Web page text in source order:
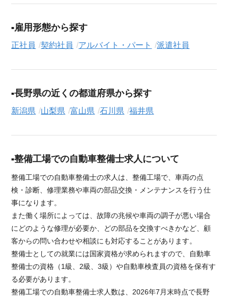
雇用形態から探す
正社員 契約社員 アルバイト・パート 派遣社員
長野県の近くの都道府県から探す
新潟県 山梨県 富山県 石川県 福井県
整備工場での自動車整備士求人について
整備工場での自動車整備士の求人は、整備工場で、車両の点
検・診断、修理業務や車両の部品交換・メンテナンスを行う仕
事になります。
また働く場所によっては、故障の兆候や車両の調子が悪い場合
にどのような修理が必要か、どの部品を交換すべきかなど、顧
客からの問い合わせや相談にも対応することがあります。
整備士としての就業には国家資格が求められますので、自動車
整備士の資格（1級、2級、3級）や自動車検査員の資格を保有す
る必要があります。
整備工場での自動車整備士求人数は、2026年7月末時点で長野